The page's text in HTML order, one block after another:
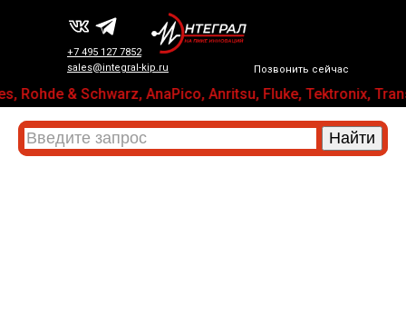
Позвонить сейчас
+7 495 127 7852
sales@integral-kip.ru
& Schwarz, AnaPico, Anritsu, Fluke, Tektronix,